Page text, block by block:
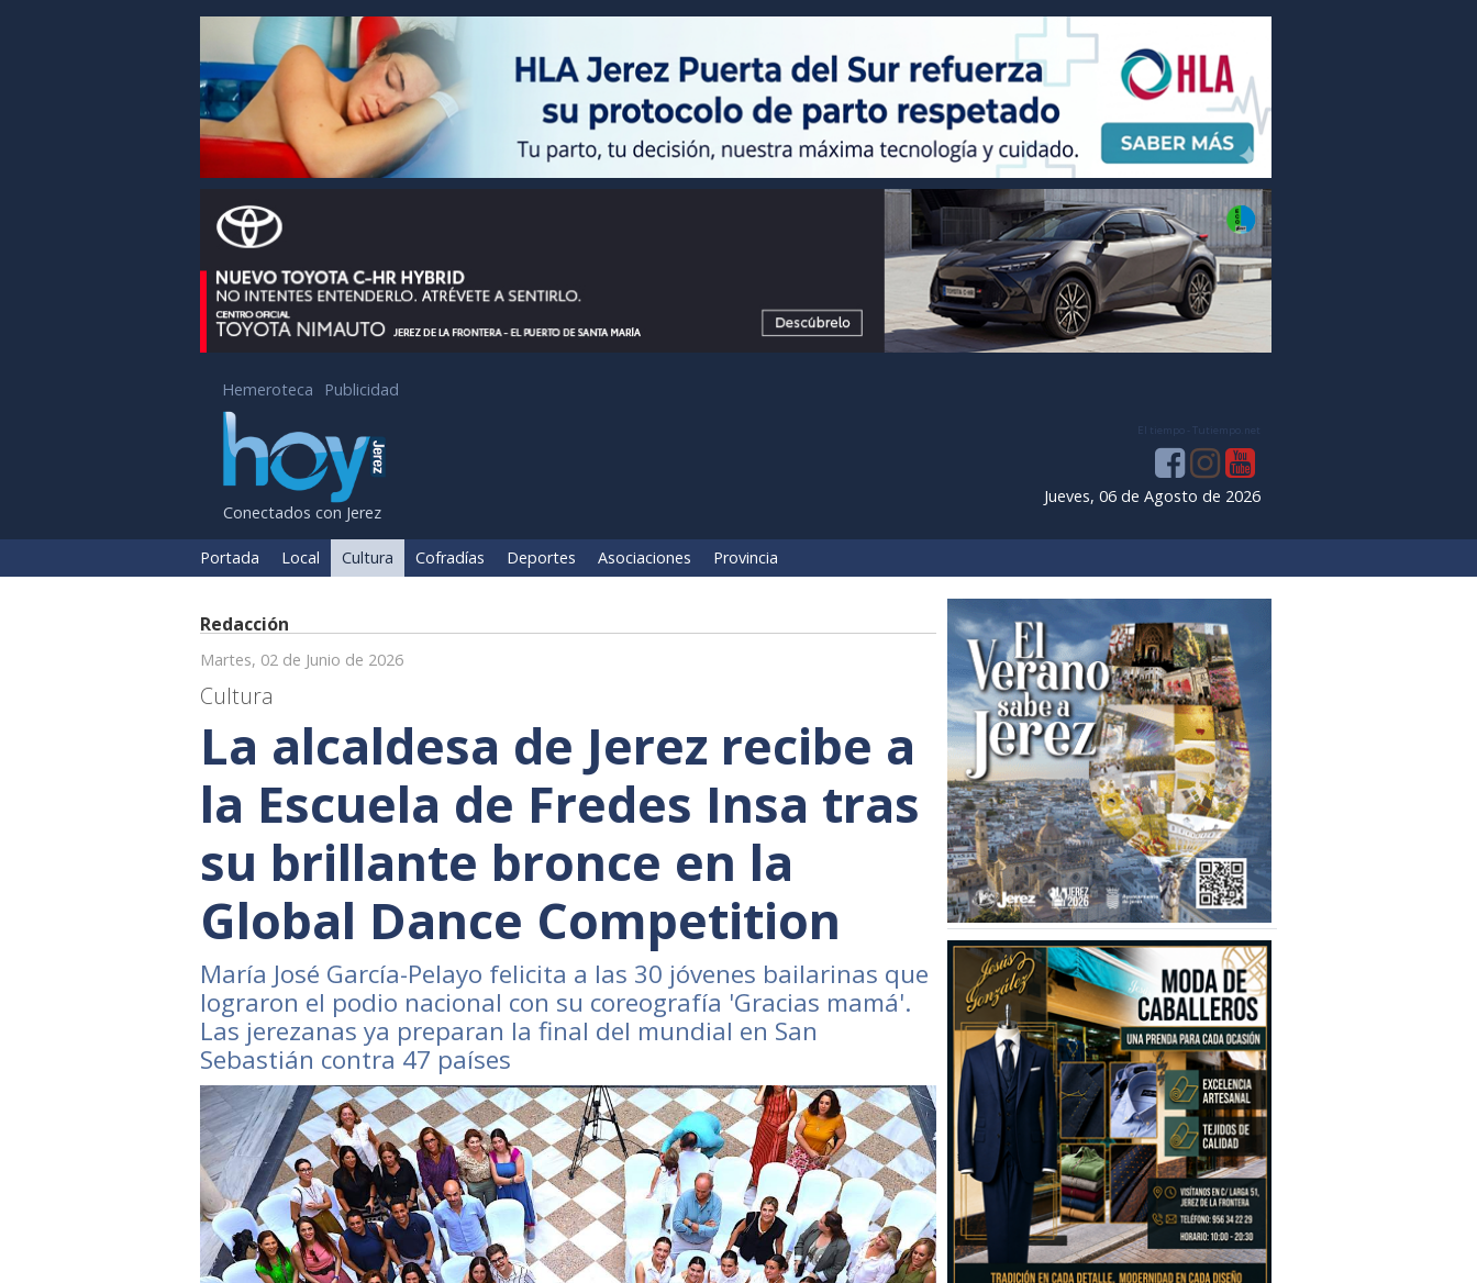
Hemeroteca Publicidad
Conectados con Jerez
El tiempo - Tutiempo.net
Jueves, 06 de Agosto de 2026
Portada Local Cultura Cofradías Deportes Asociaciones Provincia
Redacción
Martes, 02 de Junio de 2026
Cultura
La alcaldesa de Jerez recibe a
la Escuela de Fredes Insa tras
su brillante bronce en la
Global Dance Competition
María José García-Pelayo felicita a las 30 jóvenes bailarinas que
lograron el podio nacional con su coreografía 'Gracias mamá'.
Las jerezanas ya preparan la final del mundial en San
Sebastián contra 47 países